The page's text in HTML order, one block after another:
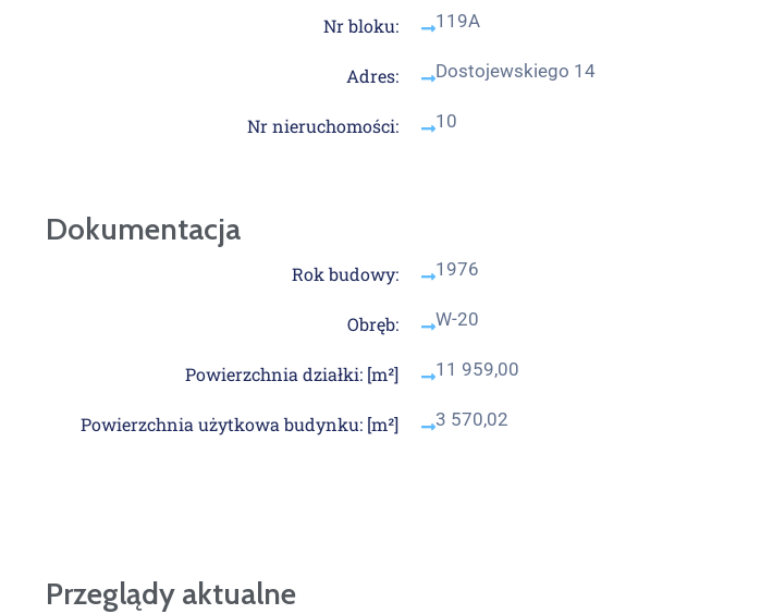
Nr bloku: 119A
Adres: Dostojewskiego 14
Nr nieruchomości: 10
Dokumentacja
Rok budowy: 1976
Obręb: W-20
Powierzchnia działki: [m²] 11 959,00
Powierzchnia użytkowa budynku: [m²] 3 570,02
Przeglądy aktualne